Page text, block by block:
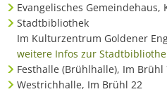
Evangelisches Gemeindehaus,
Stadtbibliothek
Im Kulturzentrum Goldener
weitere Infos zur
Festhalle (Brühlhalle), Im Brühl
Westrichhalle, Im Brühl 22